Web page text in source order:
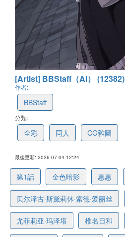
[Artist] BBStaff（AI） (12382)
作者:
BBStaff
分類:
全彩 同人 CG雜圖
最後更新: 2026-07-04 12:24
第1話 金色暗影 惠惠
贝尔泽古·斯黛莉休·索德·爱丽丝
尤菲莉亚·玛泽塔 椎名日和